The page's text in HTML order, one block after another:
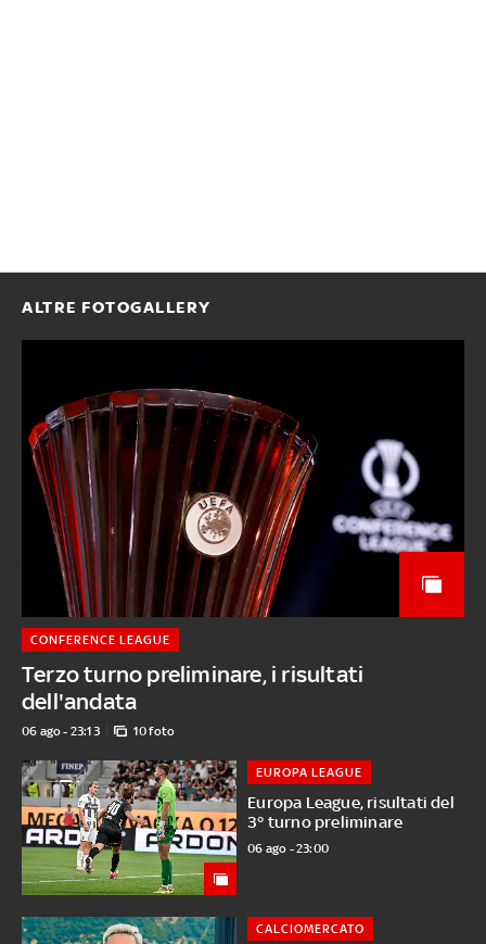
ALTRE FOTOGALLERY
Terzo turno preliminare, i risultati
dell'andata
CONFERENCE LEAGUE
06 ago - 23:13 10 foto
Europa League, risultati del
3° turno preliminare
EUROPA LEAGUE
06 ago - 23:00
CALCIOMERCATO